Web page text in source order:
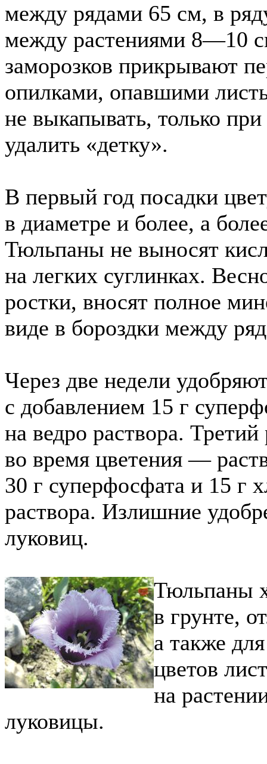
между рядами 65 см, в
между растениями 8—10
заморозков прикрывают
опилками, опавшими
не выкапывать, только
удалить «детку».
В первый год посадки
в диаметре и более, а
Тюльпаны не выносят
на легких суглинках.
ростки, вносят полное
виде в бороздки между
Через две недели
с добавлением 15 г
на ведро раствора.
во время цветения —
30 г суперфосфата и 15 г
раствора. Излишние
луковиц.
Тюльпаны
в грунте,
а также
цветов
на
луковицы.